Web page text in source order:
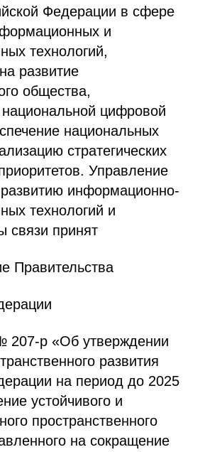
Федерации в сфере
и
технологий,
развитие
общества,
цифровой
национальных
стратегических
Управление
информационно-
технологий и
связи принят
Правительства
207-р «Об утверждении
развития
на период до 2025
устойчивого и
пространственного
на сокращение